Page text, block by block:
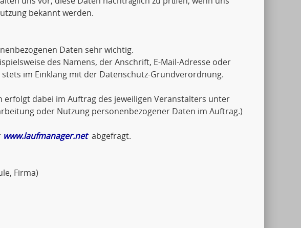
bekannt werden.
Daten sehr wichtig.
des Namens, der Anschrift, E-Mail-Adresse oder
im Einklang mit der Datenschutz-Grundverordnung.
dabei im Auftrag des jeweiligen Veranstalters unter
oder Nutzung personenbezogener Daten im Auftrag.)
www.laufmanager.netabgefragt.
Firma)